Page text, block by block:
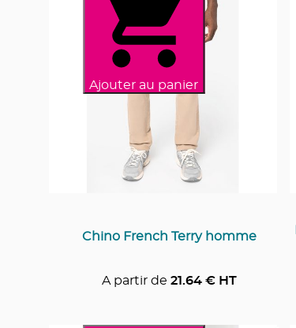
Ajouter au panier
Chino French Terry homme
A partir de 21.64 € HT